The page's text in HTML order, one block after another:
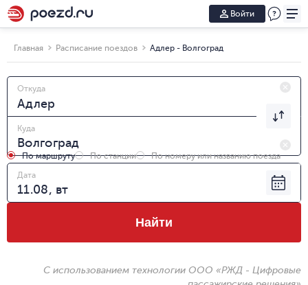
Войти
Главная Расписание поездов Адлер - Волгоград
Откуда
Куда
По маршруту По станции
По номеру или названию поезда
Дата
Найти
С использованием технологии ООО «РЖД - Цифровые